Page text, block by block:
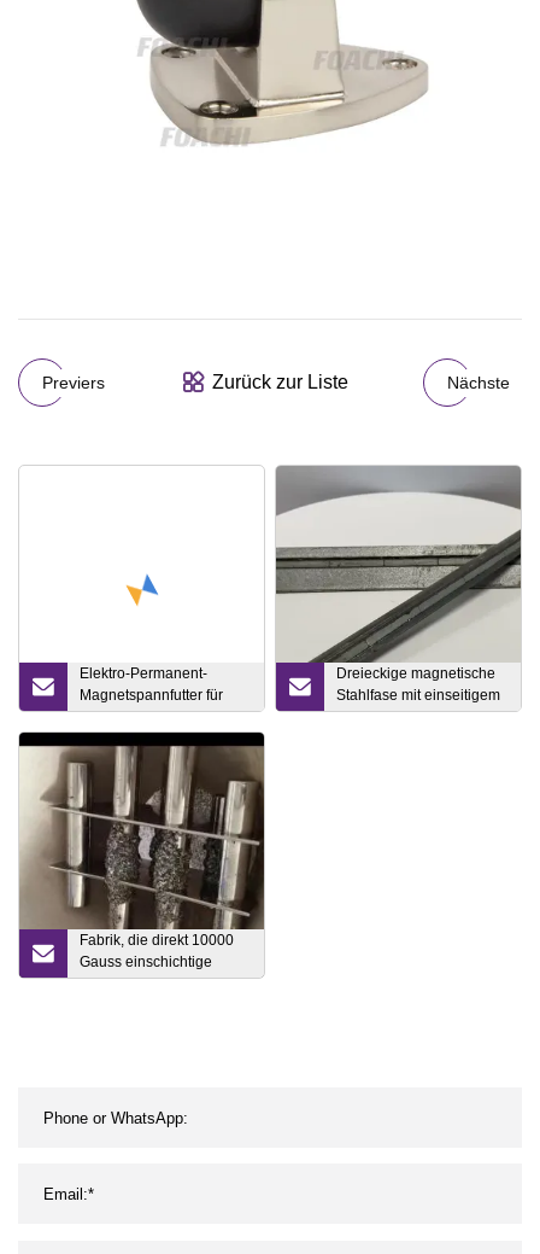
Previers Zurück zur Liste Nächste
Elektro-Permanent-
Magnetspannfutter für
Drehmaschine,
CNC-Maschine,
Magnethaltertisch
Dreieckige magnetische
Stahlfase mit einseitigem
Magnet
Fabrik, die direkt 10000
Gauss einschichtige
runde magnetische Gitter-